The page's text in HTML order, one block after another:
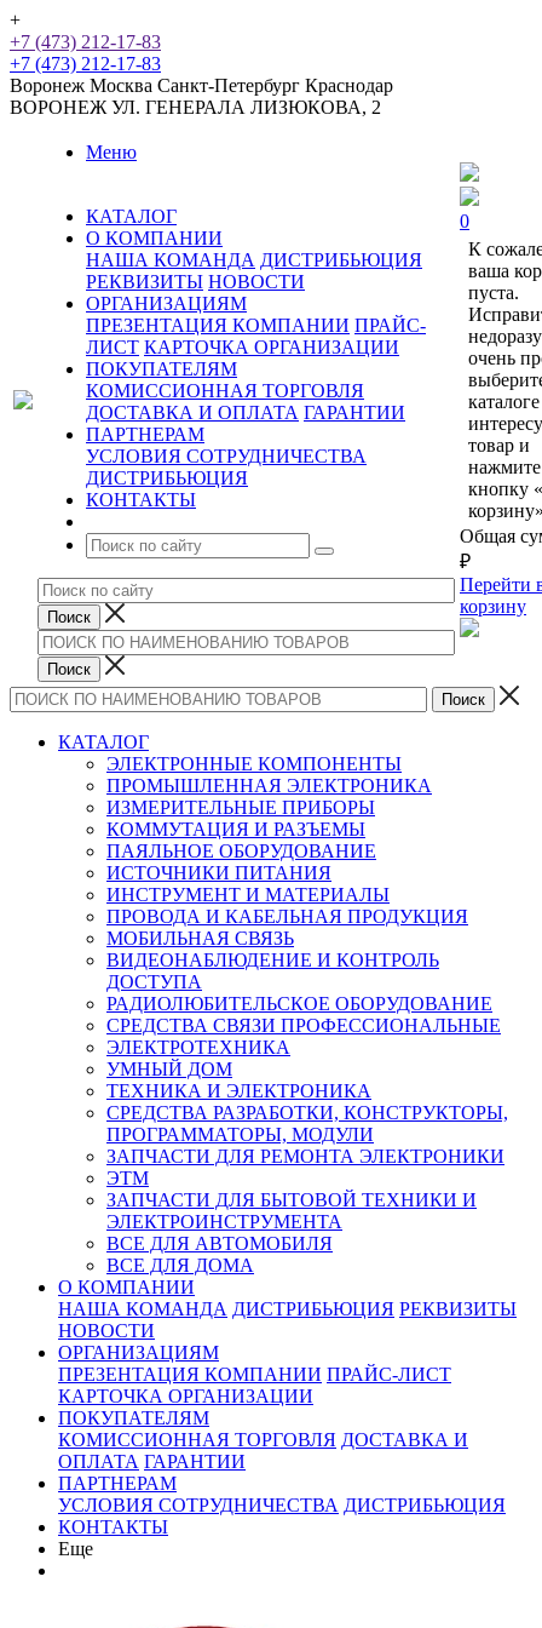
+
+7 (473) 212-17-83
+7 (473) 212-17-83
Воронеж Москва Санкт-Петербург Краснодар
ВОРОНЕЖ УЛ. ГЕНЕРАЛА ЛИЗЮКОВА, 2
Меню
КАТАЛОГ
О КОМПАНИИ
НАША КОМАНДА ДИСТРИБЬЮЦИЯ
РЕКВИЗИТЫ НОВОСТИ
ОРГАНИЗАЦИЯМ
ПРЕЗЕНТАЦИЯ КОМПАНИИ ПРАЙС-
ЛИСТ КАРТОЧКА ОРГАНИЗАЦИИ
ПОКУПАТЕЛЯМ
КОМИССИОННАЯ ТОРГОВЛЯ
ДОСТАВКА И ОПЛАТА ГАРАНТИИ
ПАРТНЕРАМ
УСЛОВИЯ СОТРУДНИЧЕСТВА
ДИСТРИБЬЮЦИЯ
КОНТАКТЫ
0
К
ваша
пуста.
очень
каталоге
товар и
нажмите
кнопку
Общая
₽
Перейти
корзину
КАТАЛОГ
ЭЛЕКТРОННЫЕ КОМПОНЕНТЫ
ПРОМЫШЛЕННАЯ ЭЛЕКТРОНИКА
ИЗМЕРИТЕЛЬНЫЕ ПРИБОРЫ
КОММУТАЦИЯ И РАЗЪЕМЫ
ПАЯЛЬНОЕ ОБОРУДОВАНИЕ
ИСТОЧНИКИ ПИТАНИЯ
ИНСТРУМЕНТ И МАТЕРИАЛЫ
ПРОВОДА И КАБЕЛЬНАЯ ПРОДУКЦИЯ
МОБИЛЬНАЯ СВЯЗЬ
ВИДЕОНАБЛЮДЕНИЕ И КОНТРОЛЬ
ДОСТУПА
РАДИОЛЮБИТЕЛЬСКОЕ ОБОРУДОВАНИЕ
СРЕДСТВА СВЯЗИ ПРОФЕССИОНАЛЬНЫЕ
ЭЛЕКТРОТЕХНИКА
УМНЫЙ ДОМ
ТЕХНИКА И ЭЛЕКТРОНИКА
СРЕДСТВА РАЗРАБОТКИ, КОНСТРУКТОРЫ,
ПРОГРАММАТОРЫ, МОДУЛИ
ЗАПЧАСТИ ДЛЯ РЕМОНТА ЭЛЕКТРОНИКИ
ЭТМ
ЗАПЧАСТИ ДЛЯ БЫТОВОЙ ТЕХНИКИ И
ЭЛЕКТРОИНСТРУМЕНТА
ВСЕ ДЛЯ АВТОМОБИЛЯ
ВСЕ ДЛЯ ДОМА
О КОМПАНИИ
НАША КОМАНДА ДИСТРИБЬЮЦИЯ РЕКВИЗИТЫ
НОВОСТИ
ОРГАНИЗАЦИЯМ
ПРЕЗЕНТАЦИЯ КОМПАНИИ ПРАЙС-ЛИСТ
КАРТОЧКА ОРГАНИЗАЦИИ
ПОКУПАТЕЛЯМ
КОМИССИОННАЯ ТОРГОВЛЯ ДОСТАВКА И
ОПЛАТА ГАРАНТИИ
ПАРТНЕРАМ
УСЛОВИЯ СОТРУДНИЧЕСТВА ДИСТРИБЬЮЦИЯ
КОНТАКТЫ
Еще